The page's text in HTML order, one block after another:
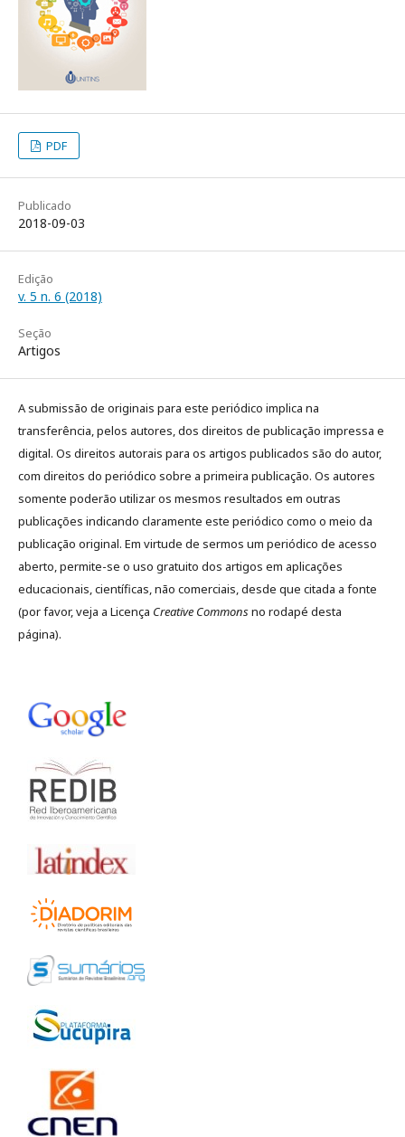
PDF
Publicado
2018-09-03
Edição
v. 5 n. 6 (2018)
Seção
Artigos
A submissão de originais para este periódico implica na
transferência, pelos autores, dos direitos de publicação impressa e
digital. Os direitos autorais para os artigos publicados são do autor,
com direitos do periódico sobre a primeira publicação. Os autores
somente poderão utilizar os mesmos resultados em outras
publicações indicando claramente este periódico como o meio da
publicação original. Em virtude de sermos um periódico de acesso
aberto, permite-se o uso gratuito dos artigos em aplicações
educacionais, científicas, não comerciais, desde que citada a fonte
(por favor, veja a Licença Creative Commonsno rodapé desta
página).